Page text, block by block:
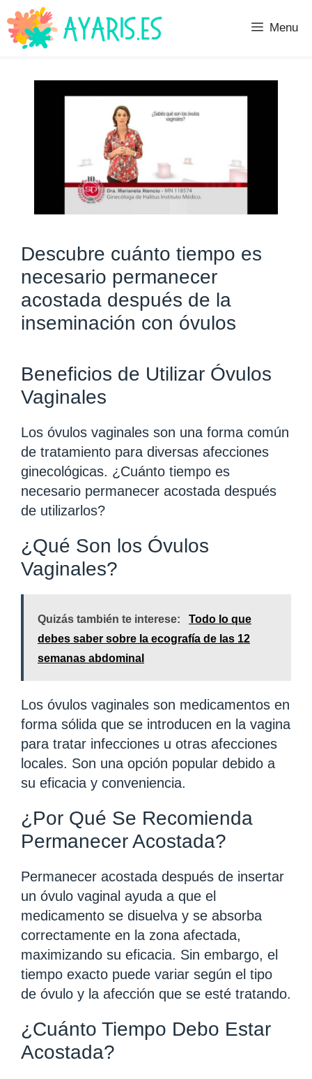
Saltar
al
contenido
Menu
Descubre cuánto tiempo es
necesario permanecer
acostada después de la
inseminación con óvulos
Beneficios de Utilizar Óvulos
Vaginales
Los óvulos vaginales son una forma común
de tratamiento para diversas afecciones
ginecológicas. ¿Cuánto tiempo es
necesario permanecer acostada después
de utilizarlos?
¿Qué Son los Óvulos
Vaginales?
Quizás también te interese:
Todo lo que
debes saber sobre la ecografía de las 12
semanas abdominal
Los óvulos vaginales son medicamentos en
forma sólida que se introducen en la vagina
para tratar infecciones u otras afecciones
locales. Son una opción popular debido a
su eficacia y conveniencia.
¿Por Qué Se Recomienda
Permanecer Acostada?
Permanecer acostada después de insertar
un óvulo vaginal ayuda a que el
medicamento se disuelva y se absorba
correctamente en la zona afectada,
maximizando su eficacia. Sin embargo, el
tiempo exacto puede variar según el tipo
de óvulo y la afección que se esté tratando.
¿Cuánto Tiempo Debo Estar
Acostada?